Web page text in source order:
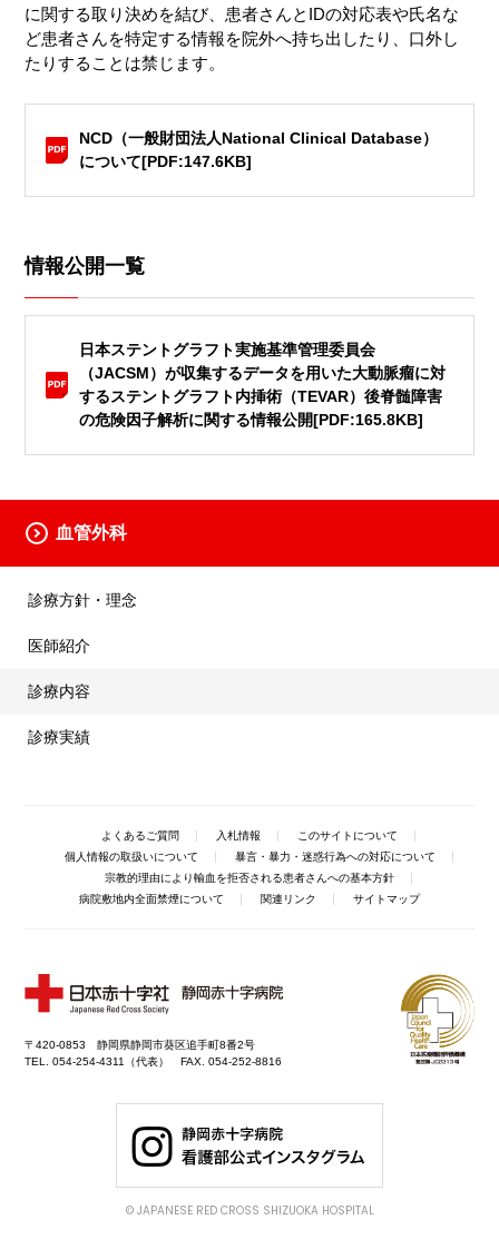
に関する取り決めを結び、患者さんとIDの対応表や氏名な
ど患者さんを特定する情報を院外へ持ち出したり、口外し
たりすることは禁じます。
NCD（一般財団法人National Clinical Database）
について[PDF:147.6KB]
情報公開一覧
日本ステントグラフト実施基準管理委員会
（JACSM）が収集するデータを用いた大動脈瘤に対
するステントグラフト内挿術（TEVAR）後脊髄障害
の危険因子解析に関する情報公開[PDF:165.8KB]
血管外科
診療方針・理念
医師紹介
診療内容
診療実績
よくあるご質問 入札情報
このサイトについて
個人情報の取扱いについて
暴言・暴力・迷惑行為への対応について
宗教的理由により輸血を拒否される患者さんへの基本方針
病院敷地内全面禁煙について
関連リンク サイトマップ
〒420-0853 静岡県静岡市葵区追手町8番2号
TEL. 054-254-4311（代表） FAX. 054-252-8816
© JAPANESE RED CROSS SHIZUOKA HOSPITAL